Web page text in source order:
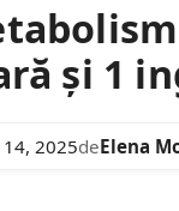
și 1
2025deElena